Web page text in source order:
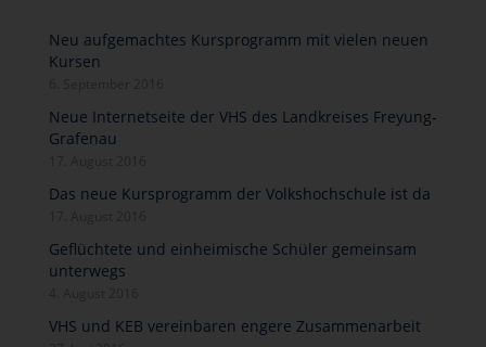
Neu aufgemachtes Kursprogramm mit vielen neuen
Kursen
Neue Internetseite der VHS des Landkreises Freyung-
Grafenau
Das neue Kursprogramm der Volkshochschule ist da
Geflüchtete und einheimische Schüler gemeinsam
unterwegs
VHS und KEB vereinbaren engere Zusammenarbeit